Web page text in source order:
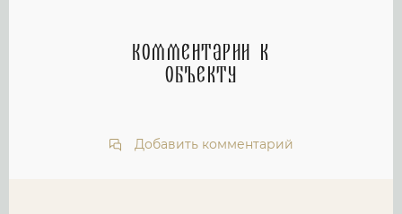
Комментарии к
объекту
Добавить комментарий